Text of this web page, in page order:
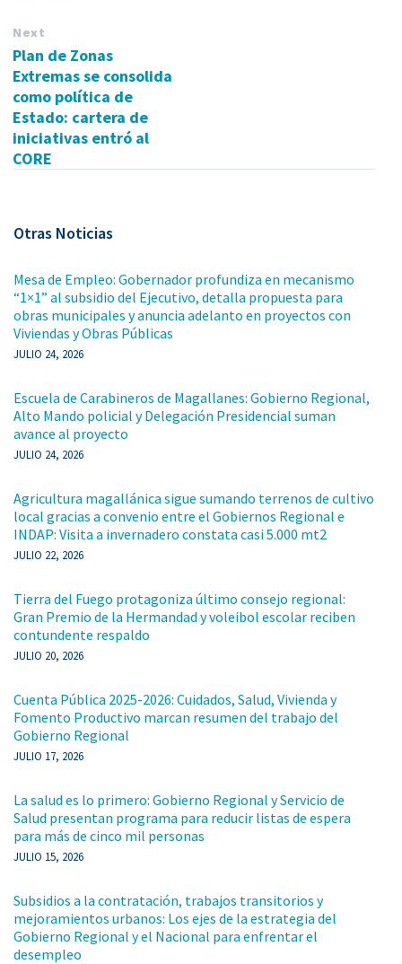
Next
Plan de Zonas
Extremas se consolida
como política de
Estado: cartera de
iniciativas entró al
CORE
Otras Noticias
Mesa de Empleo: Gobernador profundiza en mecanismo
“1×1” al subsidio del Ejecutivo, detalla propuesta para
obras municipales y anuncia adelanto en proyectos con
Viviendas y Obras Públicas
JULIO 24, 2026
Escuela de Carabineros de Magallanes: Gobierno Regional,
Alto Mando policial y Delegación Presidencial suman
avance al proyecto
JULIO 24, 2026
Agricultura magallánica sigue sumando terrenos de cultivo
local gracias a convenio entre el Gobiernos Regional e
INDAP: Visita a invernadero constata casi 5.000 mt2
JULIO 22, 2026
Tierra del Fuego protagoniza último consejo regional:
Gran Premio de la Hermandad y voleibol escolar reciben
contundente respaldo
JULIO 20, 2026
Cuenta Pública 2025-2026: Cuidados, Salud, Vivienda y
Fomento Productivo marcan resumen del trabajo del
Gobierno Regional
JULIO 17, 2026
La salud es lo primero: Gobierno Regional y Servicio de
Salud presentan programa para reducir listas de espera
para más de cinco mil personas
JULIO 15, 2026
Subsidios a la contratación, trabajos transitorios y
mejoramientos urbanos: Los ejes de la estrategia del
Gobierno Regional y el Nacional para enfrentar el
desempleo